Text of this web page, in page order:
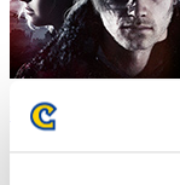
スコア:Lv:1/